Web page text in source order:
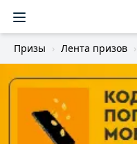
Призы Лента призов